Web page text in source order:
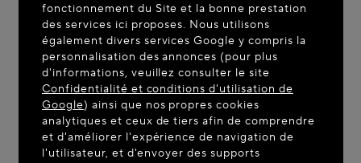
BIENVENUE SUR MAISON-
ALAIA.COM
Vous semblez être dans le pays suivant : United
States. Souhaitez-vous mettre à jour votre
localisation ?
fonctionnement du Site et la bonne prestation
des services ici proposes. Nous utilisons
également divers services Google y compris la
personnalisation des annonces (pour plus
d'informations, veuillez consulter le site
Confidentialité et conditions d'utilisation de
Google) ainsi que nos propres cookies
analytiques et ceux de tiers afin de comprendre
et d'améliorer l'expérience de navigation de
l'utilisateur, et d'envoyer des supports